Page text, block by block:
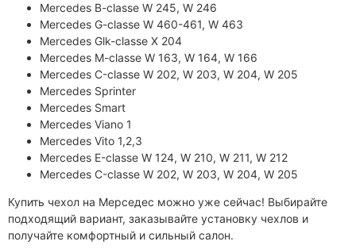
Mercedes B-classe W 245, W 246
Mercedes G-classe W 460-461, W 463
Mercedes Glk-classe Х 204
Mercedes M-classe W 163, W 164, W 166
Mercedes С-classe W 202, W 203, W 204, W 205
Mercedes Sprinter
Mercedes Smart
Mercedes Viano 1
Mercedes Vito 1,2,3
Mercedes Е-classe W 124, W 210, W 211, W 212
Mercedes С-classe W 202, W 203, W 204, W 205
Купить чехол на Мерседес можно уже сейчас! Выбирайте
подходящий вариант, заказывайте установку чехлов и
получайте комфортный и сильный салон.